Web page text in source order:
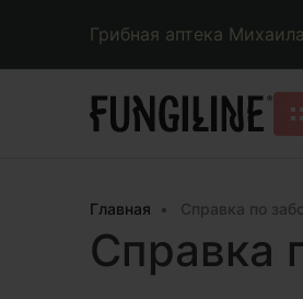
Грибная аптека
Главная Справка по
Справка